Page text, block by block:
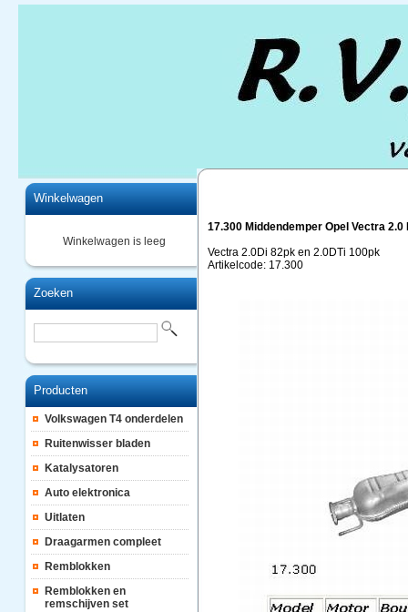
Winkelwagen
Winkelwagen is leeg
Zoeken
Producten
Volkswagen T4 onderdelen
Ruitenwisser bladen
Katalysatoren
Auto elektronica
Uitlaten
Draagarmen compleet
Remblokken
Remblokken en
remschijven set
17.300 Middendemper Opel Vectra 2.0
Vectra 2.0Di 82pk en 2.0DTi 100pk
Artikelcode: 17.300